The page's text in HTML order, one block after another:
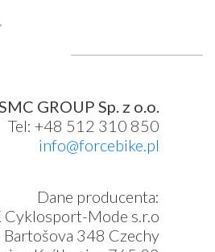
GROUP Sp. z o.o.
Tel: +48 512 310 850
info@forcebike.pl
Dane producenta:
Cyklosport-Mode s.r.o
Bartošova 348 Czechy